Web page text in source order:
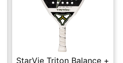
StarVie Triton Balance +